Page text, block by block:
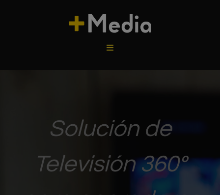
Solución de
Televisión 360º